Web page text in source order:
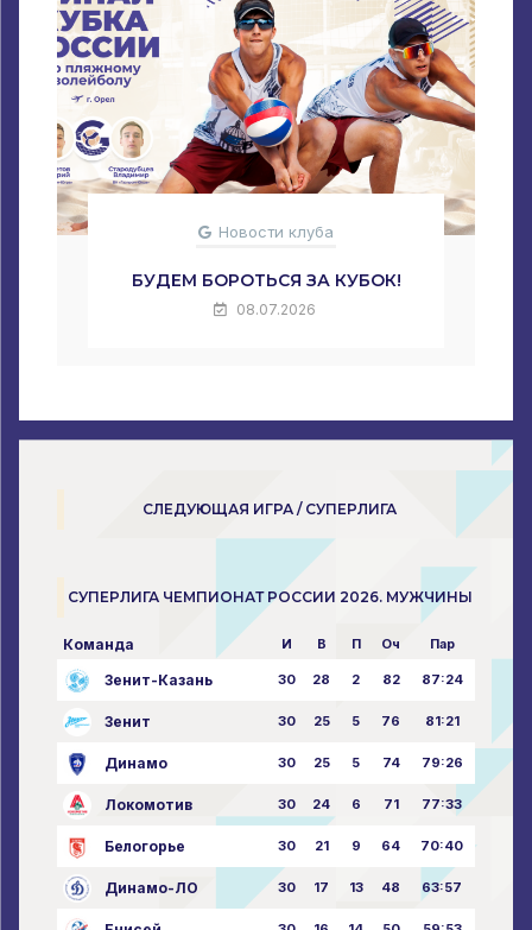
Новости клуба
БУДЕМ БОРОТЬСЯ ЗА КУБОК!
08.07.2026
СЛЕДУЮЩАЯ ИГРА / СУПЕРЛИГА
СУПЕРЛИГА ЧЕМПИОНАТ РОССИИ 2026. МУЖЧИНЫ
Команда И В П Оч Пар
Зенит-Казань 30 28 2 82 87:24
Зенит 30 25 5 76 81:21
Динамо 30 25 5 74 79:26
Локомотив 30 24 6 71 77:33
Белогорье 30 21 9 64 70:40
Динамо-ЛО 30 17 13 48 63:57